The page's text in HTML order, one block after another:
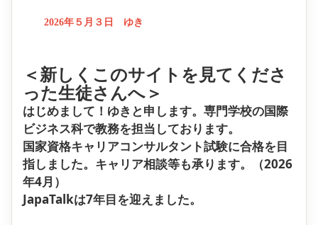
2026年５月３日 ゆき
＜新しくこのサイトを見てくださ
った生徒さんへ＞
はじめまして！ゆきと申します。専門学校の国際
ビジネス科で教務を担当しております。
国家資格キャリアコンサルタント試験に合格を目
指しました。キャリア相談等も承ります。（2026
年4月）
JapaTalkは7年目を迎えました。